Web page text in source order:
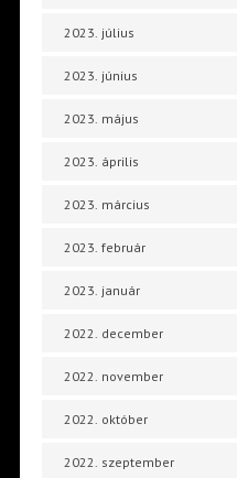
2023. július
2023. június
2023. május
2023. április
2023. március
2023. február
2023. január
2022. december
2022. november
2022. október
2022. szeptember